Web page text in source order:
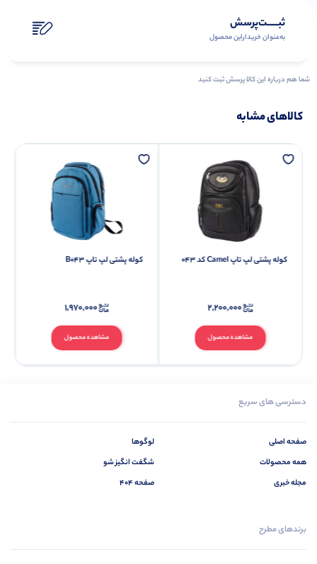
ثبـــــت‌پرسش
به‌عنوان ‌خریدار‌این‌ محصول
شما هم درباره این کالا پرسش ثبت کنید
کالاهای مشابه
کوله پشتی لپ تاپ Camel کد 043
مشاهده محصول
۲,۲۰۰,۰۰۰
کوله پشتی لپ تاپ B043
مشاهده محصول
۱,۹۷۰,۰۰۰
دسترسی های سریع
صفحه اصلی
همه محصولات
مجله خبری
لوگوها
شگفت انگیز شو
صفحه 404
برندهای مطرح